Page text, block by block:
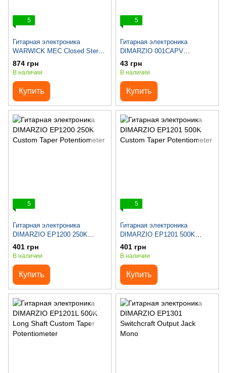
5
Гитарная электроника
WARWICK MEC Closed Stereo
Jack Socket
874 грн
В наличии
Купить
5
Гитарная электроника
DIMARZIO 001CAPV
CAPACITOR .001mF
43 грн
В наличии
Купить
5
Гитарная электроника
DIMARZIO EP1200 250K
Custom Taper Potentiometer
401 грн
В наличии
Купить
5
Гитарная электроника
DIMARZIO EP1201 500K
Custom Taper Potentiometer
401 грн
В наличии
Купить